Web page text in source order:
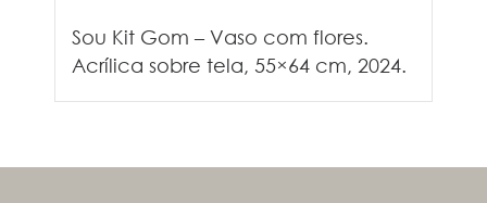
Sou Kit Gom – Vaso com flores.
Acrílica sobre tela, 55×64 cm, 2024.